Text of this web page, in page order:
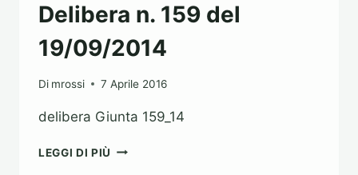
Delibera n. 159 del
19/09/2014
Di mrossi 7 Aprile 2016
delibera Giunta 159_14
LEGGI DI PIÙ DELIBERA